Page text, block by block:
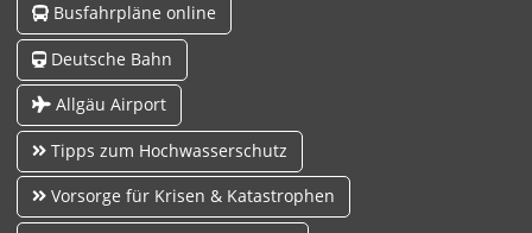
Busfahrpläne online
Deutsche Bahn
Allgäu Airport
Tipps zum Hochwasserschutz
Vorsorge für Krisen & Katastrophen